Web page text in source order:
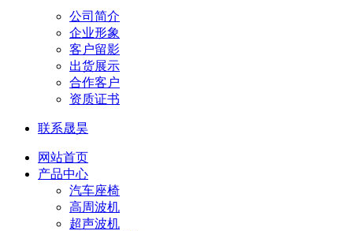
公司简介
企业形象
客户留影
出货展示
合作客户
资质证书
联系晟昊
网站首页
产品中心
汽车座椅
高周波机
超声波机